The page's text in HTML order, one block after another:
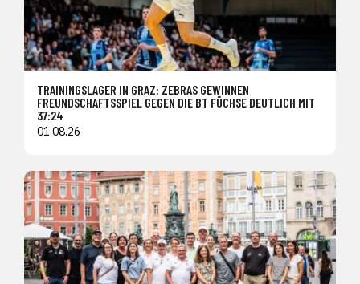
TRAININGSLAGER IN GRAZ: ZEBRAS GEWINNEN
FREUNDSCHAFTSSPIEL GEGEN DIE BT FÜCHSE DEUTLICH MIT
37:24
01.08.26